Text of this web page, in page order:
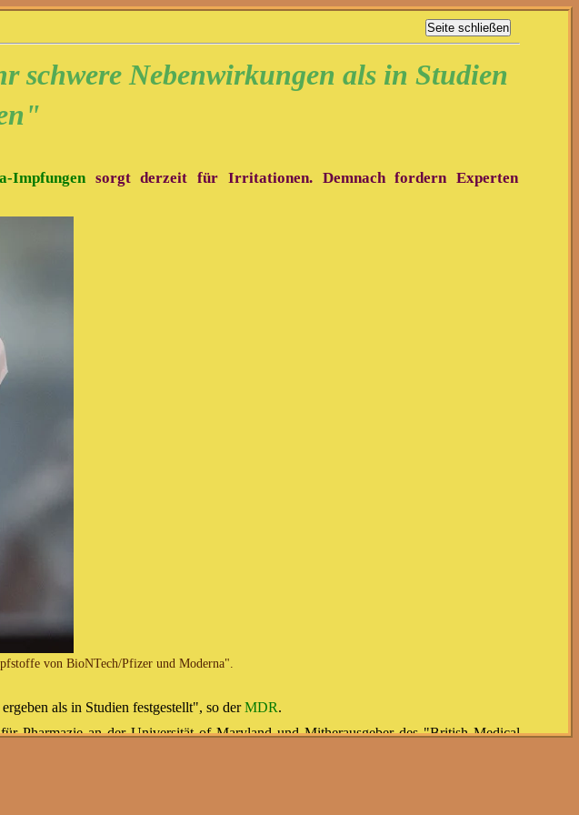
Nebenwirkungen als in Studien
Impfungensorgt derzeit für Irritationen. Demnach fordern Experten
von BioNTech/Pfizer und Moderna".
als in Studien festgestellt", so derMDR.
Pharmazie an der Universität of Maryland und Mitherausgeber des "British Medical